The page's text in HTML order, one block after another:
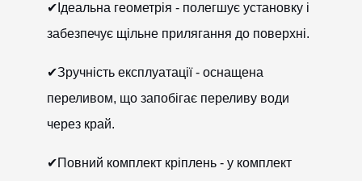
✔Ідеальна геометрія - полегшує установку і
забезпечує щільне прилягання до поверхні.
✔Зручність експлуатації - оснащена
переливом, що запобігає переливу води
через край.
✔Повний комплект кріплень - у комплект